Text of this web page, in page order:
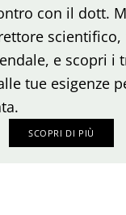
con il dott.
scientifico,
e scopri i
tue esigenze
SCOPRI DI PIÙ